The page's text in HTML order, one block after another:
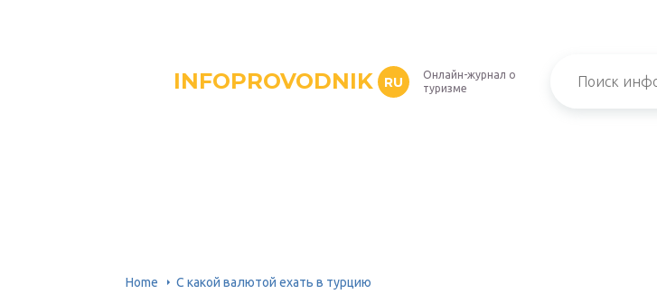
INFOPROVODNIK RU
Онлайн-журнал о
туризме
Home С какой валютой ехать в турцию